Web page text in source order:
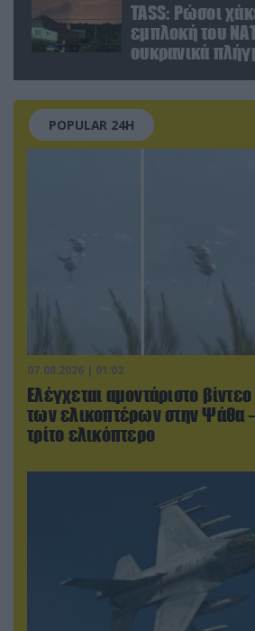
TASS: Ρώσοι
εμπλοκή του
ουκρανικά
POPULAR 24H
07.08.2026 | 01:02
Ελέγχεται αμοντάριστο
των ελικοπτέρων στην Ψάθα
τρίτο ελικόπτερο